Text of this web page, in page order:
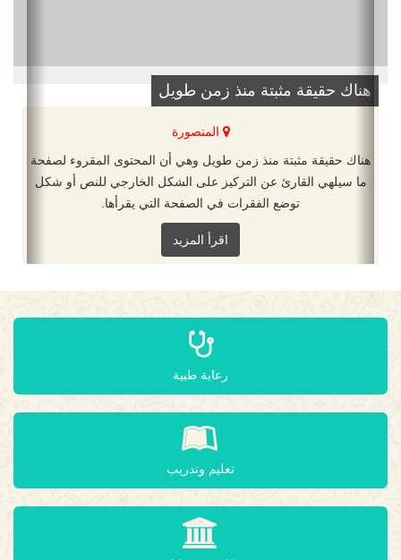
هناك حقيقة مثبتة منذ زمن طويل
المنصورة
هناك حقيقة مثبتة منذ زمن طويل وهي أن المحتوى المقروء لصفحة
ما سيلهي القارئ عن التركيز على الشكل الخارجي للنص أو شكل
توضع الفقرات في الصفحة التي يقرأها.
اقرأ المزيد
رعاية طبية
تعليم وتدريب